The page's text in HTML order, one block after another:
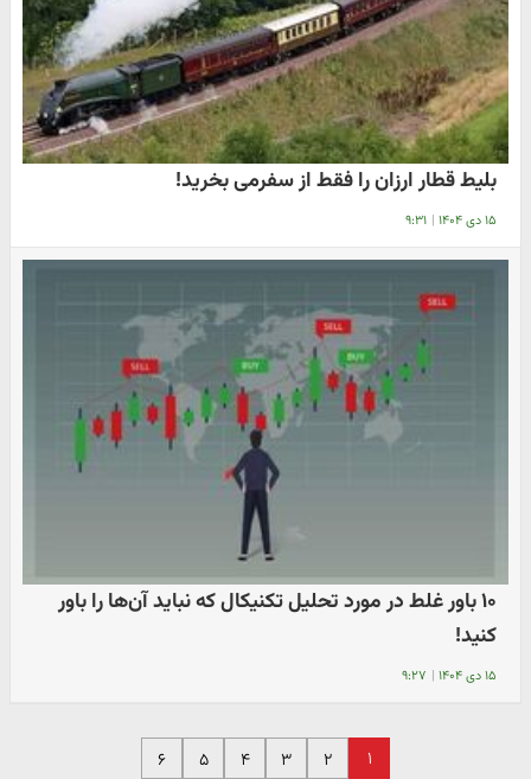
بلیط قطار ارزان را فقط از سفرمی بخرید!
۱۵ دی ۱۴۰۴ | ۹:۳۱
۱۰ باور غلط در مورد تحلیل تکنیکال که نباید آن‌ها را باور
کنید!
۱۵ دی ۱۴۰۴ | ۹:۲۷
۱ ۲ ۳ ۴ ۵ ۶